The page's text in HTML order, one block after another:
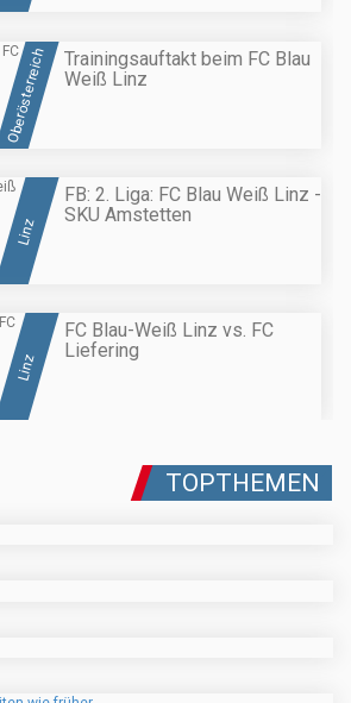
Oberösterreich
Trainingsauftakt beim FC Blau
Weiß Linz
Linz
FB: 2. Liga: FC Blau Weiß Linz -
SKU Amstetten
Linz
FC Blau-Weiß Linz vs. FC
Liefering
TOPTHEMEN